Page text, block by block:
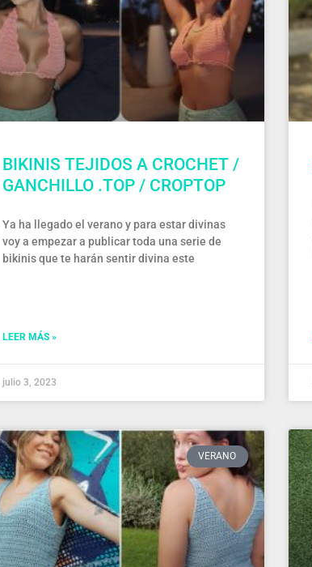
BIKINIS TEJIDOS A CROCHET /
GANCHILLO .TOP / CROPTOP
Ya ha llegado el verano y para estar divinas
voy a empezar a publicar toda una serie de
bikinis que te harán sentir divina este
LEER MÁS »
julio 3, 2023
VERANO